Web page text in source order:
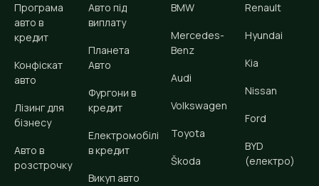
Програма
авто в
кредит
Конфіскат
авто
Лізинг для
бізнесу
Авто в
розстрочку
Авто під
виплату
Планета
Авто
Фургони в
кредит
Електромобілі
в кредит
Викуп авто
BMW
Mercedes-
Benz
Audi
Volkswagen
Toyota
Škoda
Renault
Hyundai
Kia
Nissan
Ford
BYD
(електро)